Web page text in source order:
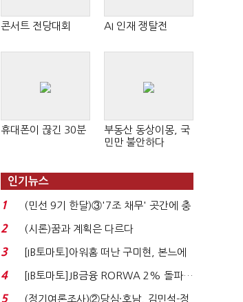
콘서트 전당대회 AI 인재 쟁탈전
휴대폰이 끊긴 30분
부동산 동상이몽, 국
민만 불안하다
인기뉴스
1
(민선 9기 한달)③'7조 채무' 곳간에 충
격…추미애, 20년...
2 (시론)꿈과 계획은 다르다
3
[IB토마토]아워홈 떠난 구미현, 본느에
340억 베팅…가...
4
[IB토마토]JB금융 RORWA 2% 돌파…
실적 견인은 은행 ...
5
(정기여론조사)②당심·호남, 김민석-정